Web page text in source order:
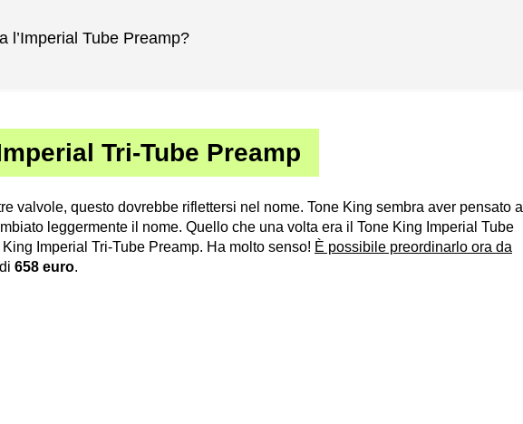
l’Imperial Tube Preamp?
Tri-Tube Preamp
valvole, questo dovrebbe riflettersi nel nome. Tone King sembra aver pensato a
leggermente il nome. Quello che una volta era il Tone King Imperial Tube
Imperial Tri-Tube Preamp. Ha molto senso! È possibile preordinarlo ora da
658 euro.